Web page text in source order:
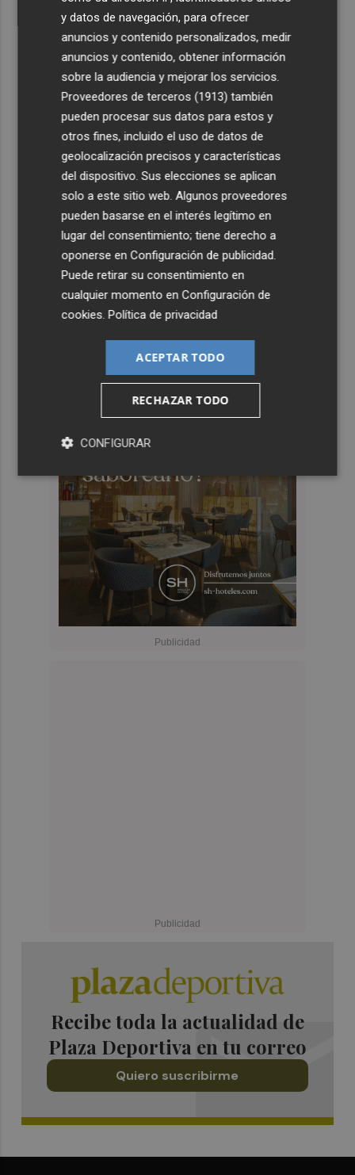
Recibe toda la actualidad de
Plaza Deportiva en tu correo
Quiero suscribirme
y datos de navegación, para ofrecer
anuncios y contenido personalizados, medir
anuncios y contenido, obtener información
sobre la audiencia y mejorar los servicios.
Proveedores de terceros (1913) también
pueden procesar sus datos para estos y
otros fines, incluido el uso de datos de
geolocalización precisos y características
del dispositivo. Sus elecciones se aplican
solo a este sitio web. Algunos proveedores
pueden basarse en el interés legítimo en
lugar del consentimiento; tiene derecho a
oponerse enConfiguración de publicidad.
Puede retirar su consentimiento en
cualquier momento enConfiguración de
cookies.Política de privacidad
ACEPTAR TODO
RECHAZAR TODO
CONFIGURAR